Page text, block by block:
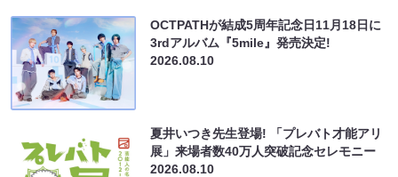
OCTPATHが結成5周年記念日11月18日に
3rdアルバム『5mile』発売決定!
2026.08.10
夏井いつき先生登場! 「プレバト才能アリ
展」来場者数40万人突破記念セレモニー
2026.08.10